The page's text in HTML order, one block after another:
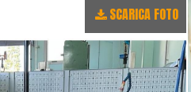
SCARICA FOTO